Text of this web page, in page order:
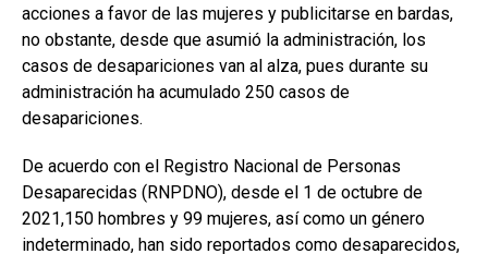
acciones a favor de las mujeres y publicitarse en bardas,
no obstante, desde que asumió la administración, los
casos de desapariciones van al alza, pues durante su
administración ha acumulado 250 casos de
desapariciones.
De acuerdo con el Registro Nacional de Personas
Desaparecidas (RNPDNO), desde el 1 de octubre de
2021,150 hombres y 99 mujeres, así como un género
indeterminado, han sido reportados como desaparecidos,